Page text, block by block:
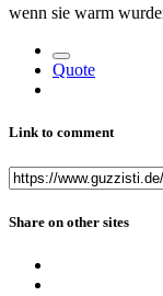
wenn sie warm
Quote
Link to comment
Share on other sites